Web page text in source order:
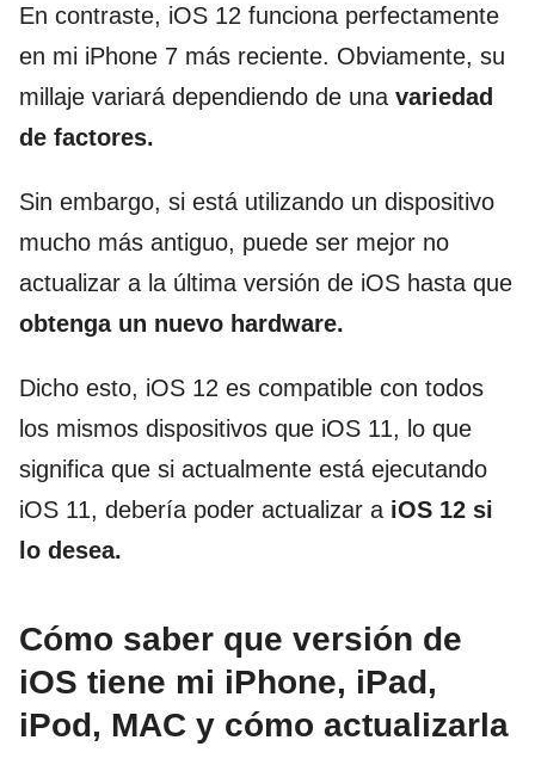
En contraste, iOS 12 funciona perfectamente
en mi iPhone 7 más reciente. Obviamente, su
millaje variará dependiendo de una variedad
de factores.
Sin embargo, si está utilizando un dispositivo
mucho más antiguo, puede ser mejor no
actualizar a la última versión de iOS hasta que
obtenga un nuevo hardware.
Dicho esto, iOS 12 es compatible con todos
los mismos dispositivos que iOS 11, lo que
significa que si actualmente está ejecutando
iOS 11, debería poder actualizar a iOS 12 si
lo desea.
Cómo saber que versión de
iOS tiene mi iPhone, iPad,
iPod, MAC y cómo actualizarla